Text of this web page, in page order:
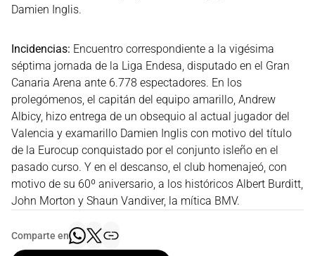
Damien Inglis.
Incidencias: Encuentro correspondiente a la vigésima
séptima jornada de la Liga Endesa, disputado en el Gran
Canaria Arena ante 6.778 espectadores. En los
prolegómenos, el capitán del equipo amarillo, Andrew
Albicy, hizo entrega de un obsequio al actual jugador del
Valencia y examarillo Damien Inglis con motivo del título
de la Eurocup conquistado por el conjunto isleño en el
pasado curso. Y en el descanso, el club homenajeó, con
motivo de su 60º aniversario, a los históricos Albert Burditt,
John Morton y Shaun Vandiver, la mítica BMV.
Comparte en